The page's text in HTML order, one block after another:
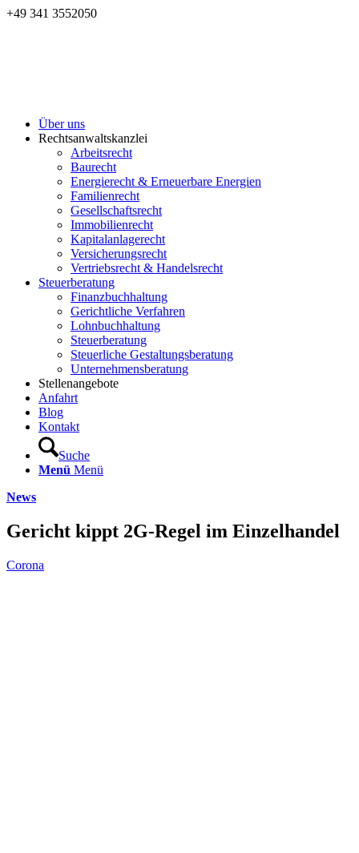
+49 341 3552050
Über uns
Rechtsanwaltskanzlei
Arbeitsrecht
Baurecht
Energierecht & Erneuerbare Energien
Familienrecht
Gesellschaftsrecht
Immobilienrecht
Kapitalanlagerecht
Versicherungsrecht
Vertriebsrecht & Handelsrecht
Steuerberatung
Finanzbuchhaltung
Gerichtliche Verfahren
Lohnbuchhaltung
Steuerberatung
Steuerliche Gestaltungsberatung
Unternehmensberatung
Stellenangebote
Anfahrt
Blog
Kontakt
Suche
Menü Menü
News
Gericht kippt 2G-Regel im Einzelhandel
Corona